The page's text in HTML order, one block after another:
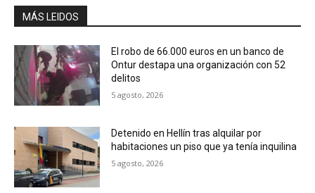
MÁS LEIDOS
El robo de 66.000 euros en un banco de
Ontur destapa una organización con 52
delitos
5 agosto, 2026
Detenido en Hellín tras alquilar por
habitaciones un piso que ya tenía inquilina
5 agosto, 2026